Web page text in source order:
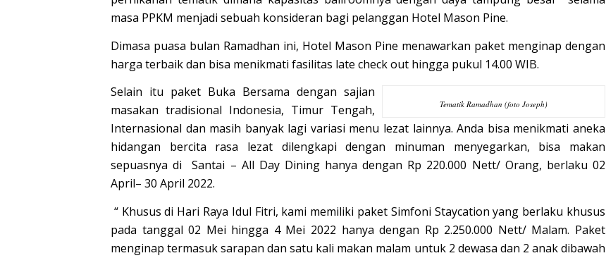
masa PPKM menjadi sebuah konsideran bagi pelanggan Hotel Mason Pine.
Dimasa puasa bulan Ramadhan ini, Hotel Mason Pine menawarkan paket menginap dengan
harga terbaik dan bisa menikmati fasilitas late check out hingga pukul 14.00 WIB.
Tematik Ramadhan (foto Joseph)
Selain itu paket Buka Bersama dengan sajian
masakan tradisional Indonesia, Timur Tengah,
Internasional dan masih banyak lagi variasi menu lezat lainnya. Anda bisa menikmati aneka
hidangan bercita rasa lezat dilengkapi dengan minuman menyegarkan, bisa makan
sepuasnya di Santai – All Day Dining hanya dengan Rp 220.000 Nett/ Orang, berlaku 02
April– 30 April 2022.
“ Khusus di Hari Raya Idul Fitri, kami memiliki paket Simfoni Staycation yang berlaku khusus
pada tanggal 02 Mei hingga 4 Mei 2022 hanya dengan Rp 2.250.000 Nett/ Malam. Paket
menginap termasuk sarapan dan satu kali makan malam untuk 2 dewasa dan 2 anak dibawah